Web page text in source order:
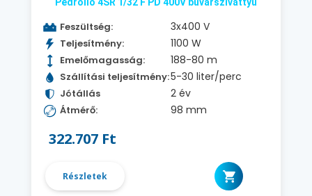
Feszültség: 3x400 V
Teljesítmény: 1100 W
Emelőmagasság: 188-80 m
Szállítási teljesítmény:5-30 liter/perc
Jótállás 2 év
Átmérő: 98 mm
322.707 Ft
Részletek